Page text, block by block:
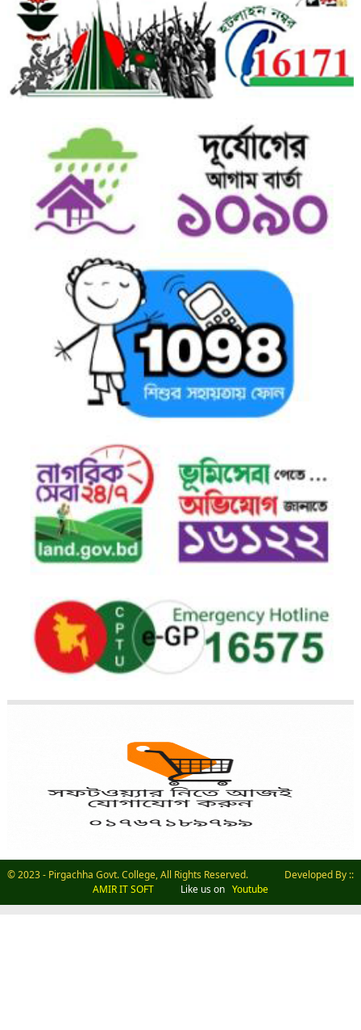
© 2023 - Pirgachha Govt. College, All Rights Reserved. Developed By ::
AMIR IT SOFT
Like us on Youtube